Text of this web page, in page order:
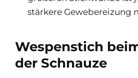
stärkere Gewebereizung
Wespenstich
der Schnauze